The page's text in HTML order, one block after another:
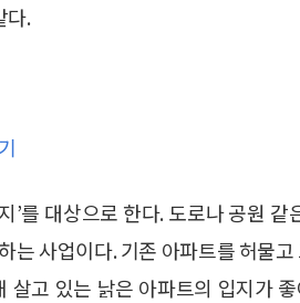
다.
’를 대상으로 한다. 도로나 공원
는 사업이다. 기존 아파트를 허물
살고 있는 낡은 아파트의 입지가